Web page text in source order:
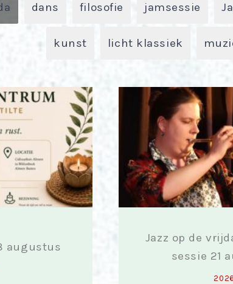
dans filosofie jamsessie
kunst licht klassiek
augustus
Jazz op de
sessie 21
2026